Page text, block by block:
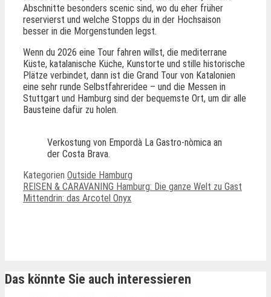
Abschnitte besonders scenic sind, wo du eher früher
reservierst und welche Stopps du in der Hochsaison
besser in die Morgenstunden legst.
Wenn du 2026 eine Tour fahren willst, die mediterrane
Küste, katalanische Küche, Kunstorte und stille historische
Plätze verbindet, dann ist die Grand Tour von Katalonien
eine sehr runde Selbstfahreridee – und die Messen in
Stuttgart und Hamburg sind der bequemste Ort, um dir alle
Bausteine dafür zu holen.
Verkostung von Empordà La Gastro-nòmica an
der Costa Brava.
Kategorien Outside Hamburg
REISEN & CARAVANING Hamburg: Die ganze Welt zu Gast
Mittendrin: das Arcotel Onyx
Das könnte Sie auch interessieren